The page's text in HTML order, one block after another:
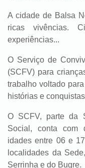
A cidade de Balsa
ricas vivências.
experiências...
O Serviço de
(SCFV) para
trabalho voltado
histórias e
O SCFV, parte da
Social, conta com
idades entre 06 e
localidades da
Serrinha e do Bugre.